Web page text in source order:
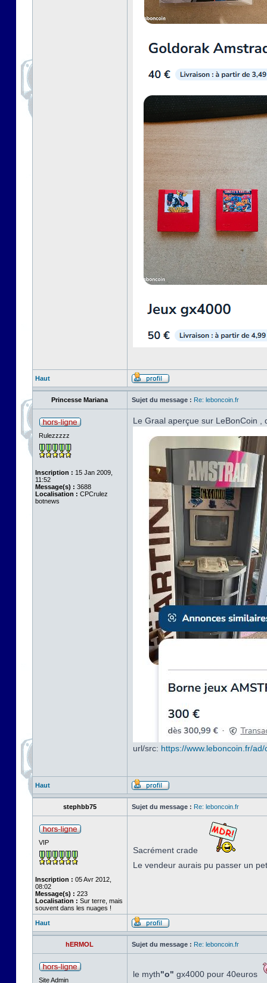
Haut
Princesse Mariana Sujet du message : Re: leboncoin.fr
Rulezzzzz
Inscription : 15 Jan 2009,
11:52
Message(s) : 3688
Localisation : CPCrulez
botnews
Le Graal aperçue sur LeBonCoin
url/src: https://www.leboncoin.fr/
Haut
stephbb75 Sujet du message : Re: leboncoin.fr
VIP
Inscription : 05 Avr 2012,
08:02
Message(s) : 223
Localisation : Sur terre, mais
souvent dans les nuages !
Sacrément crade
Le vendeur aurais pu passer un
Haut
hERMOL Sujet du message : Re: leboncoin.fr
Site Admin
le myth"o" gx4000 pour 40euros